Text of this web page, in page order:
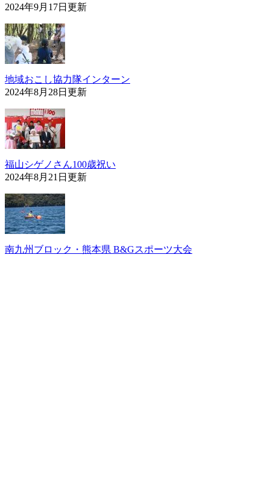
2024年9月17日更新
地域おこし協力隊インターン
2024年8月28日更新
福山シゲノさん100歳祝い
2024年8月21日更新
南九州ブロック・熊本県 B&Gスポーツ大会